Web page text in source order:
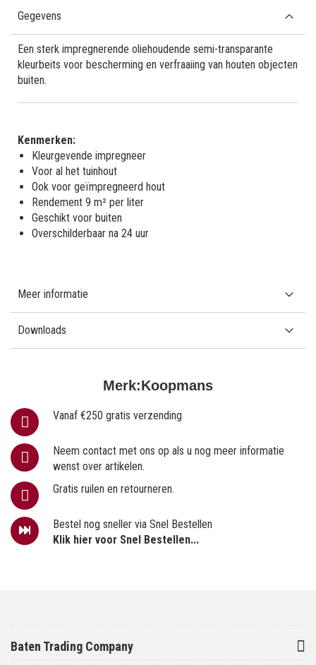
Merk:Koopmans
Vanaf €250 gratis verzending
Neem contact met ons op als u nog meer informatie
wenst over artikelen.
Gratis ruilen en retourneren.
Bestel nog sneller via Snel Bestellen
Klik hier voor Snel Bestellen...
Gegevens
Een sterk impregnerende oliehoudende semi-transparante
kleurbeits voor bescherming en verfraaiing van houten objecten
buiten.
Kenmerken:
Kleurgevende impregneer
Voor al het tuinhout
Ook voor geïmpregneerd hout
Rendement 9 m² per liter
Geschikt voor buiten
Overschilderbaar na 24 uur
Meer informatie
Downloads
Baten Trading Company